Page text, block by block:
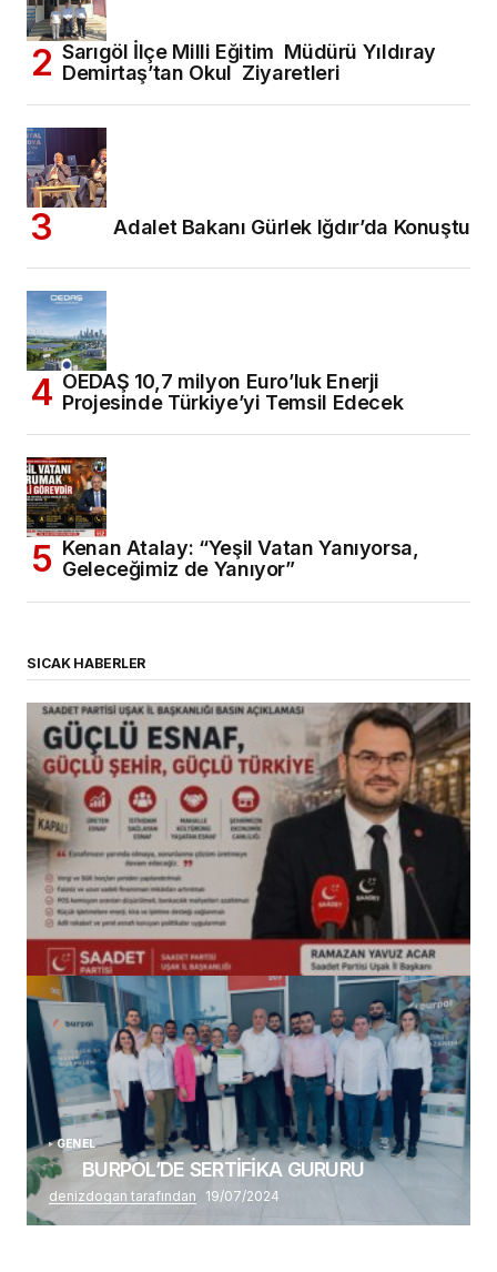
Sarıgöl İlçe Milli Eğitim Müdürü Yıldıray
Demirtaş’tan Okul Ziyaretleri
Adalet Bakanı Gürlek Iğdır’da Konuştu
OEDAŞ 10,7 milyon Euro’luk Enerji
Projesinde Türkiye’yi Temsil Edecek
Kenan Atalay: “Yeşil Vatan Yanıyorsa,
Geleceğimiz de Yanıyor”
SICAK HABERLER
(başlıksız)
Alaattin Karahan tarafından 14/07/2026
GENEL
BURPOL’DE SERTİFİKA GURURU
denizdogan tarafından 19/07/2024